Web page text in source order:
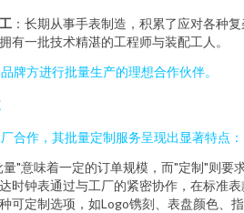
：长期从事手表制造，积累了应对各种
有一批技术精湛的工程师与装配工人。
牌方进行批量生产的理想合作伙伴。
合作，其批量定制服务呈现出显著特点：
量"意味着一定的订单规模，而"定制"则要
时钟表通过与工厂的紧密协作，在标准表
可定制选项，如Logo镌刻、表盘颜色、